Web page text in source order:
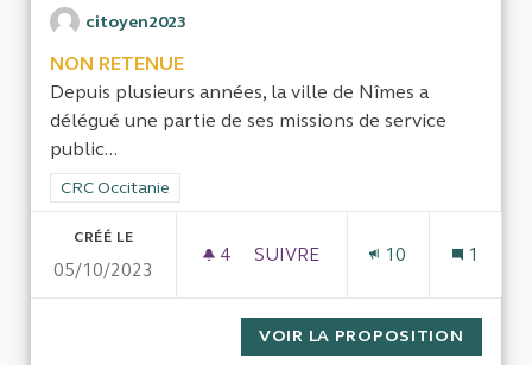
citoyen2023
NON RETENUE
Depuis plusieurs années, la ville de Nîmes a
délégué une partie de ses missions de service
public...
Filtrer les résultats de la catégorie : CRC Occitanie
CRC Occitanie
CRÉÉ LE
05/10/2023
4 4 ABONNÉS
SUIVRE
10 1
VOIR LA PROPOSITION